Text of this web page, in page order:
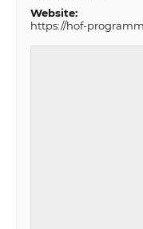
Website:
https://hof-